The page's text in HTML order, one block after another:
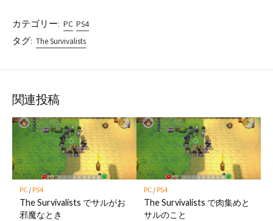
カテゴリー: PC PS4
タグ: The Survivalists
関連投稿
PC/PS4
The Survivalists でサルがお
邪魔なとき
PC/PS4
The Survivalists で肉集めと
サルのこと